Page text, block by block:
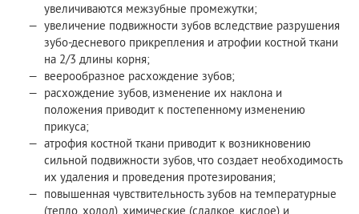
увеличиваются межзубные промежутки;
увеличение подвижности зубов вследствие разрушения
зубо-десневого прикрепления и атрофии костной ткани
на 2/3 длины корня;
веерообразное расхождение зубов;
расхождение зубов, изменение их наклона и
положения приводит к постепенному изменению
прикуса;
атрофия костной ткани приводит к возникновению
сильной подвижности зубов, что создает необходимость
их удаления и проведения протезирования;
повышенная чувствительность зубов на температурные
(тепло, холод), химические (сладкое, кислое) и